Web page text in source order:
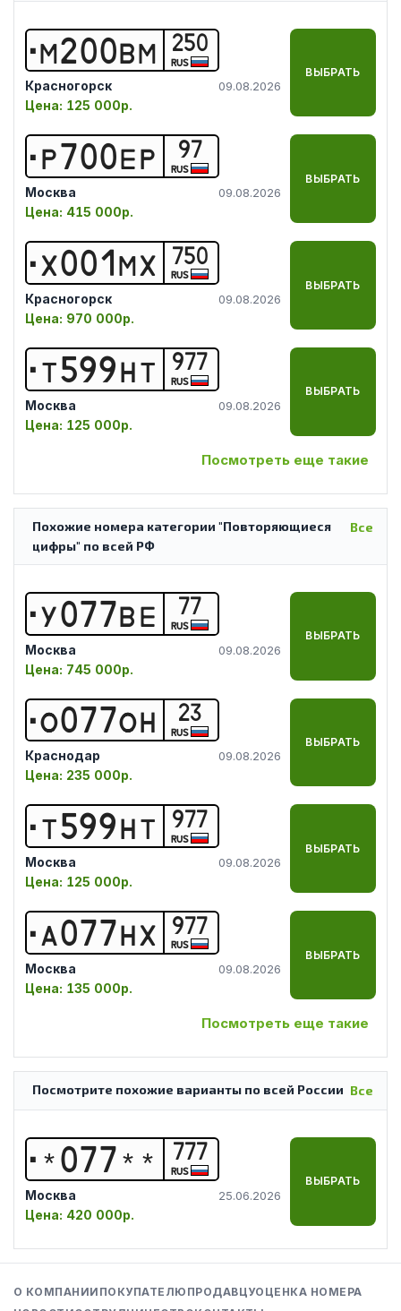
М200ВМ 250
RUS
Красногорск 09.08.2026
Цена: 125 000р.
ВЫБРАТЬ
Р700ЕР 97
RUS
Москва 09.08.2026
Цена: 415 000р.
ВЫБРАТЬ
Х001 МХ 750
RUS
Красногорск 09.08.2026
Цена: 970 000р.
ВЫБРАТЬ
Т599НТ 977
RUS
Москва 09.08.2026
Цена: 125 000р.
ВЫБРАТЬ
Посмотреть еще такие
Все
Похожие номера категории "Повторяющиеся
цифры" по всей РФ
У077В Е 77
RUS
Москва 09.08.2026
Цена: 745 000р.
ВЫБРАТЬ
О077ОН 23
RUS
Краснодар 09.08.2026
Цена: 235 000р.
ВЫБРАТЬ
Т599НТ 977
RUS
Москва 09.08.2026
Цена: 125 000р.
ВЫБРАТЬ
А077НХ 977
RUS
Москва 09.08.2026
Цена: 135 000р.
ВЫБРАТЬ
Посмотреть еще такие
Все
Посмотрите похожие варианты по всей России
* 077 * * 777
RUS
Москва 25.06.2026
Цена: 420 000р.
ВЫБРАТЬ
О КОМПАНИИ ПОКУПАТЕЛЮ ПРОДАВЦУОЦЕНКА НОМЕРА